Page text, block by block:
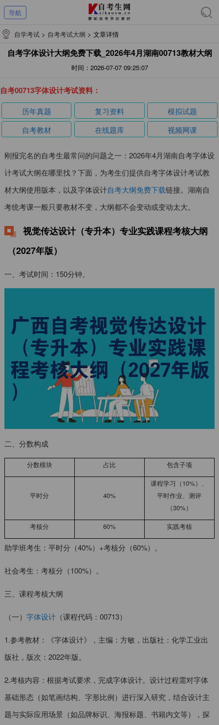
导航
自学考试 > 自考考试大纲 > 文章详情
自考字体设计大纲免费下载_2026年4月湖南00713教材大纲
时间：2026-07-07 09:25:07
自考00713字体设计考试资料：
历年真题 复习资料
模拟试题
自考教材
在线题库 视频网课
刚报完名的自考生最常问的问题之一：2026年4月湖南自考字体设
计考试大纲在哪里找？下面，为考生们提供自考字体设计考试教
材大纲使用版本，以及字体设计自考大纲免费下载链接。湖南自
考统考课一般只要教材不变，大纲都不会变动或变动太大。
视觉传达设计（专升本）专业实践课程考核大纲
（2027年版）
一、考试时间：150分钟。
二、分数构成
分数模块 占比 包含子项
平时分 40%
课程学习（10%）、
平时作业、测评
（30%）
考核分
60% 实践考核
助学班考生：平时分（40%）+考核分（60%）。
社会考生：考核分（100%）。
三、课程考核大纲
（一） 字体设计（课程代码：00713）
1.参考教材：《字体设计》，主编：方敏，出版社：化学工业出
版社，版次：2022年版。
2.考核内容：根据考试要求，完成字体设计。设计过程需对字体
基础形态（如笔画结构、字形比例）进行深入研究，结合设计主
题与实际应用场景（如品牌标识、海报标题、书籍内文等），探